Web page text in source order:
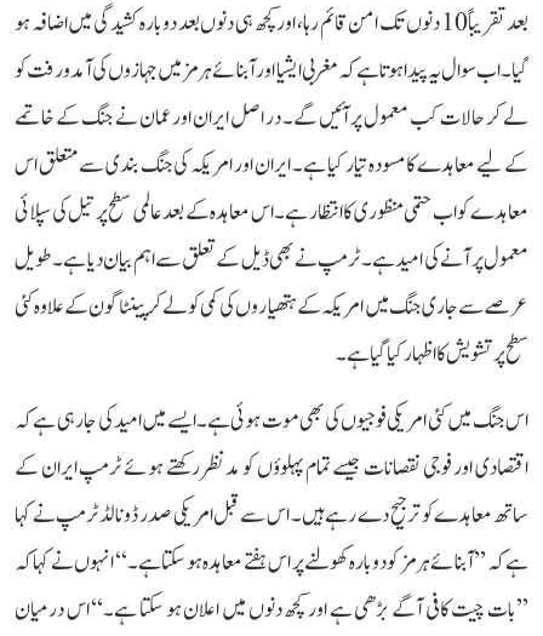
بعد تقریباً 10 دنوں تک امن قائم رہا، اور کچھ ہی دنوں بعد دوبارہ کشیدگی میں اضافہ ہو
گیا۔ اب سوال یہ پیدا ہوتا ہے کہ مغربی ایشیا اور آبنائے ہرمز میں جہازوں کی آمد و رفت کو
لے کر حالات کب معمول پر آئیں گے۔ در اصل ایران اور عمان نے جنگ کے خاتمے
کے لیے معاہدے کا مسودہ تیار کیا ہے۔ ایران اور امریکہ کی جنگ بندی سے متعلق اس
معاہدے کو اب حتمی منظوری کا انتظار ہے۔ اس معاہدہ کے بعد عالمی سطح پر تیل کی سپلائی
معمول پر آنے کی امید ہے۔ ٹرمپ نے بھی ڈیل کے تعلق سے اہم بیان دیا ہے۔ طویل
عرصے سے جاری جنگ میں امریکہ کے ہتھیاروں کی کمی کو لے کر پینٹاگون کے علاوہ کئی
سطح پر تشویش کا اظہار کیا گیا ہے۔
اس جنگ میں کئی امریکی فوجیوں کی بھی موت ہوئی ہے۔ ایسے میں امید کی جا رہی ہے کہ
اقتصادی اور فوجی نقصانات جیسے تمام پہلوؤں کو مدنظر رکھتے ہوئے ٹرمپ ایران کے
ساتھ معاہدے کو ترجیح دے رہے ہیں۔ اس سے قبل امریکی صدر ڈونالڈ ٹرمپ نے کہا
ہے کہ ’’آبنائے ہرمز کو دوبارہ کھولنے پر اس ہفتے معاہدہ ہو سکتا ہے۔‘‘ انہوں نے کہا کہ
’’بات چیت کافی آگے بڑھی ہے اور کچھ دنوں میں اعلان ہو سکتا ہے۔‘‘ اس درمیان